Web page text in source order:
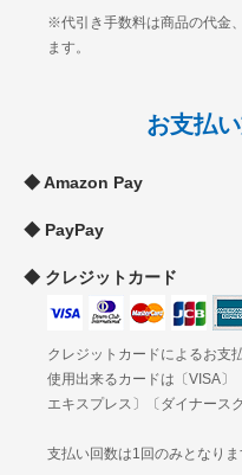
部
愛知
790円
奈良
中
鳥取
岡山
広島
四
国
徳島
香川
愛媛
1030円
福岡
※代引き手数料は商品の代金
ます。
お支払
Amazon Pay
PayPay
クレジットカード
クレジットカードによるお支
使用出来るカードは〔VISA〕
エキスプレス〕〔ダイナース
支払い回数は1回のみとなりま